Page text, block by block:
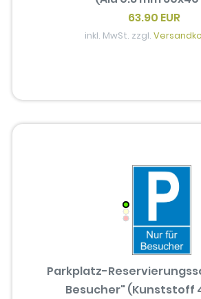
63.90 EUR
inkl. MwSt. zzgl.
Parkplatz-
Besucher" (Kunststoff